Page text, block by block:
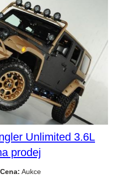
Unlimited 3.6L
prodej
Cena: Aukce